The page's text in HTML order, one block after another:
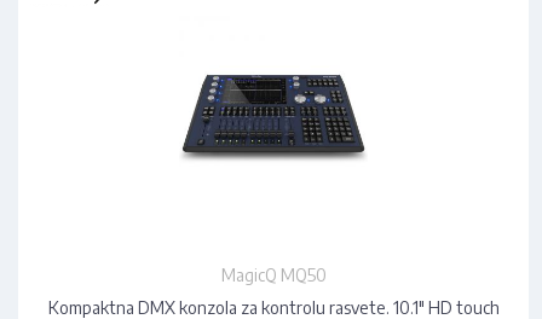
MagicQ MQ50
Kompaktna DMX konzola za kontrolu rasvete. 10.1" HD touch